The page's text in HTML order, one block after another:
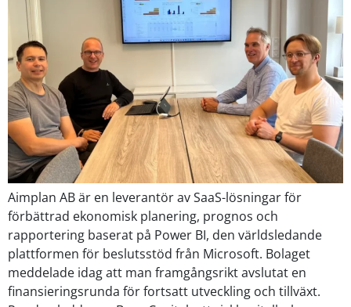
Aimplan AB är en leverantör av SaaS-lösningar för
förbättrad ekonomisk planering, prognos och
rapportering baserat på Power BI, den världsledande
plattformen för beslutsstöd från Microsoft. Bolaget
meddelade idag att man framgångsrikt avslutat en
finansieringsrunda för fortsatt utveckling och tillväxt.